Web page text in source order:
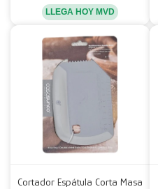
LLEGA HOY MVD
Cortador Espátula Corta Masa